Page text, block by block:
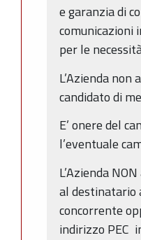
e garanzia di
comunicazioni
per le
L’Azienda
candidato di
E’ onere del
l’eventuale
L’Azienda
al destinatario
concorrente
indirizzo PEC